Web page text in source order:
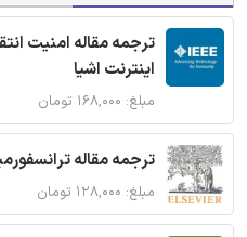
اینترنت اشیا
مبلغ: ۱۶۸,۰۰۰ تومان
ترجمه مقاله
مبلغ: ۱۲۸,۰۰۰ تومان